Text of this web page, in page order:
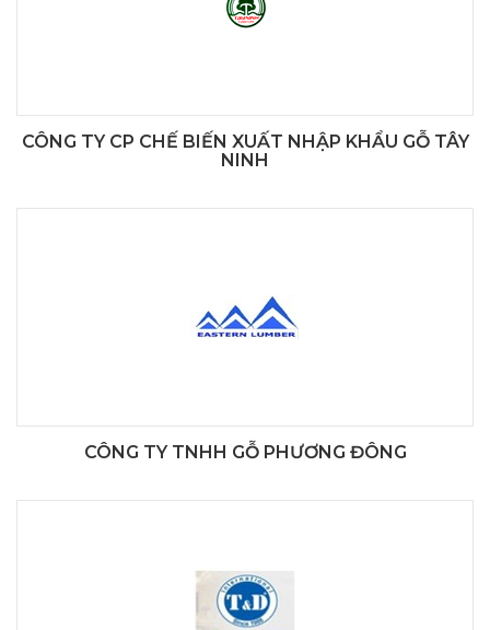
CÔNG TY CP CHẾ BIẾN XUẤT NHẬP KHẨU GỖ TÂY
NINH
CÔNG TY TNHH GỖ PHƯƠNG ĐÔNG